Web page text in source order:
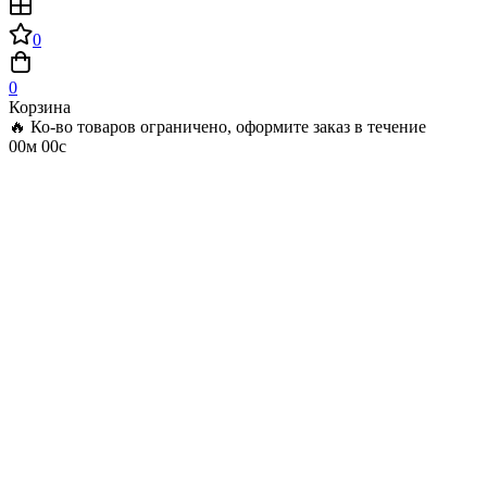
0
0
Корзина
🔥 Ко-во товаров ограничено, оформите заказ в течение
00м 00с